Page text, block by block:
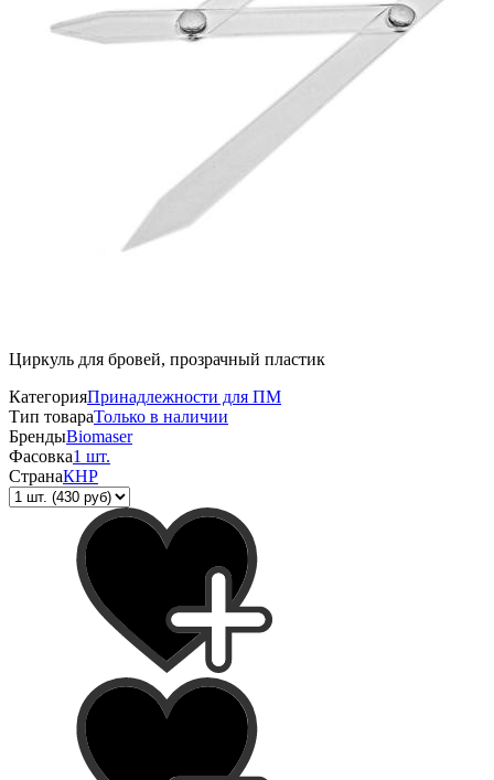
Циркуль для бровей, прозрачный пластик
КатегорияПринадлежности для ПМ
Тип товараТолько в наличии
БрендыBiomaser
Фасовка1 шт.
СтранаКНР